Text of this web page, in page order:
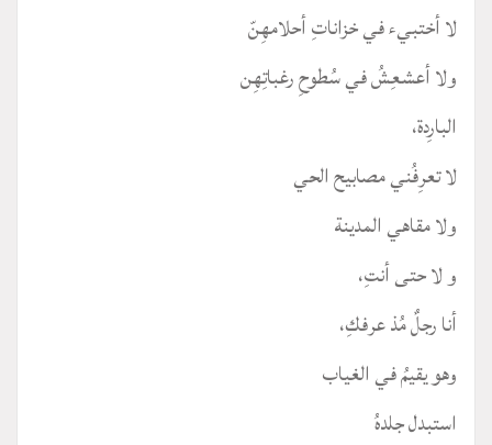
لا أختبيء في خزاناتِ أحلامهِنّ
ولا أعشعِشُ في سُطوحِ رغباتِهِن
البارِدة،
لا تعرِفُني مصابيح الحي
ولا مقاهي المدينة
و لا حتى أنتِ،
أنا رجلٌ مُذ عرفكِ،
وهو يقيمُ في الغياب
استبدل جلدهُ